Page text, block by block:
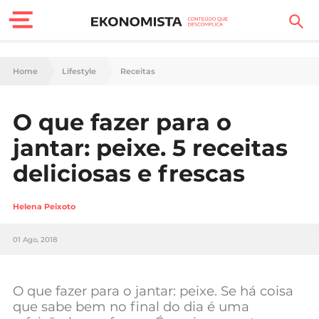
Finanças Pessoais
Carreira
Casa
Lifestyle
Sociedade
Negócios
Home Lifestyle Receitas
O que fazer para o
jantar: peixe. 5 receitas
deliciosas e frescas
Helena Peixoto
01 Ago, 2018
O que fazer para o jantar: peixe. Se há coisa
que sabe bem no final do dia é uma